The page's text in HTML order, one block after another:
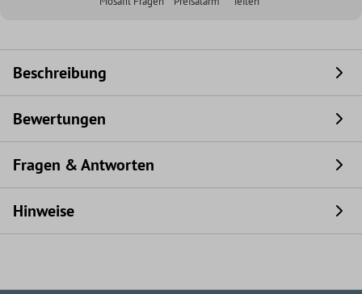
Beschreibung
Bewertungen
Fragen & Antworten
Hinweise